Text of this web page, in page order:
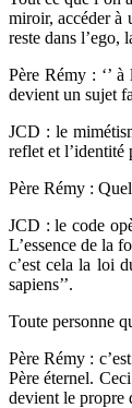
miroir, accéder à
reste dans l’ego,
Père Rémy : ‘’
devient un sujet
JCD : le
reflet et l’identité
Père Rémy :
JCD : le code
L’essence de la
c’est cela la loi
sapiens’’.
Toute personne
Père Rémy :
Père éternel.
devient le propre